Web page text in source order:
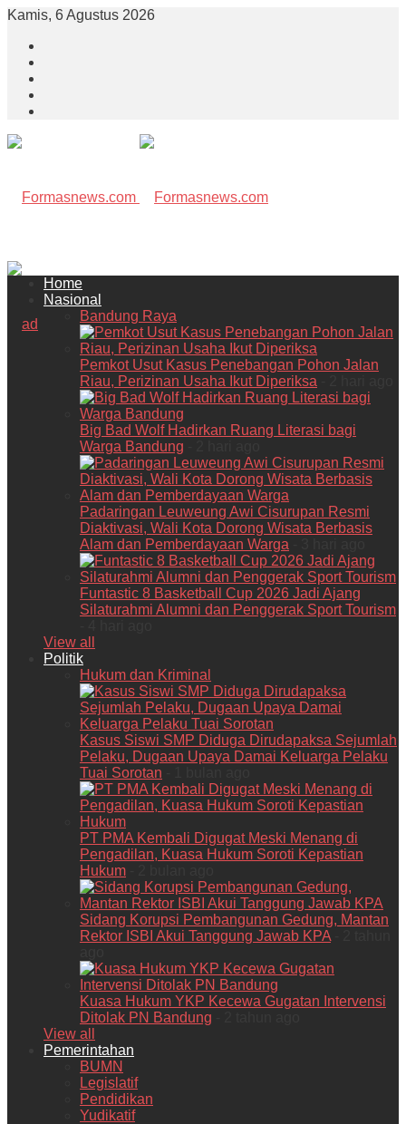
Kamis, 6 Agustus 2026
Home
Nasional
Bandung Raya
Pemkot Usut Kasus Penebangan Pohon Jalan
Riau, Perizinan Usaha Ikut Diperiksa
Big Bad Wolf Hadirkan Ruang Literasi bagi
Warga Bandung
Padaringan Leuweung Awi Cisurupan Resmi
Diaktivasi, Wali Kota Dorong Wisata Berbasis
Alam dan Pemberdayaan Warga
Funtastic 8 Basketball Cup 2026 Jadi Ajang
Silaturahmi Alumni dan Penggerak Sport Tourism
View all
Politik
Hukum dan Kriminal
Kasus Siswi SMP Diduga Dirudapaksa Sejumlah
Pelaku, Dugaan Upaya Damai Keluarga Pelaku
Tuai Sorotan
PT PMA Kembali Digugat Meski Menang di
Pengadilan, Kuasa Hukum Soroti Kepastian
Hukum
Sidang Korupsi Pembangunan Gedung, Mantan
Rektor ISBI Akui Tanggung Jawab KPA
Kuasa Hukum YKP Kecewa Gugatan Intervensi
Ditolak PN Bandung
View all
Pemerintahan
BUMN
Legislatif
Pendidikan
Yudikatif